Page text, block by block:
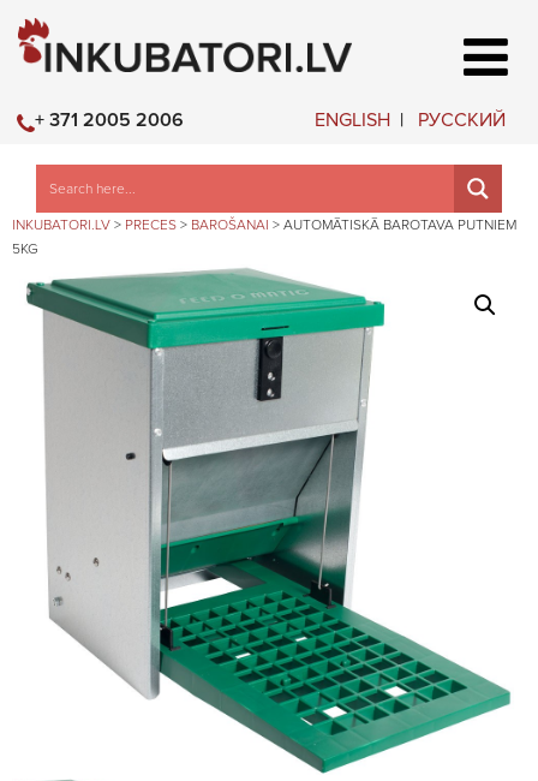
ENGLISH РУССКИЙ
+ 371 2005 2006
INKUBATORI.LV > PRECES > BAROŠANAI > AUTOMĀTISKĀ BAROTAVA PUTNIEM
5KG